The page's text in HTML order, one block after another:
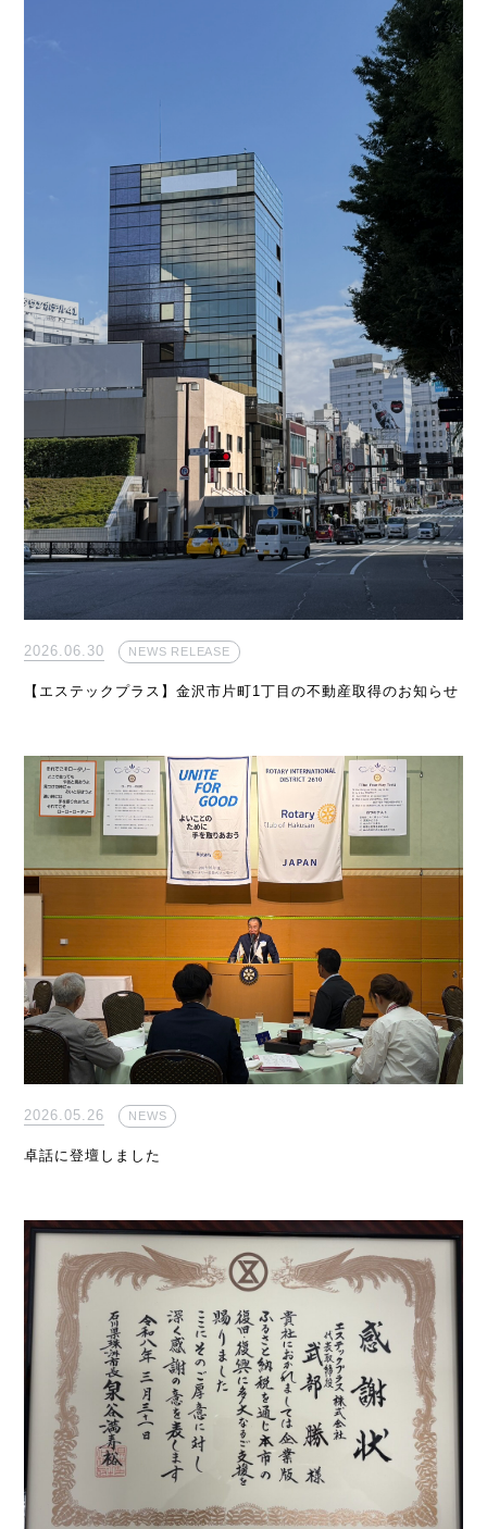
2026.06.30 NEWS RELEASE
【エステックプラス】金沢市片町1丁目の不動産取得のお知らせ
2026.05.26 NEWS
卓話に登壇しました